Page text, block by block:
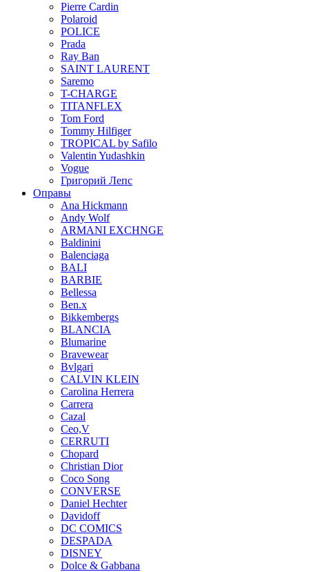
Pierre Cardin
Polaroid
POLICE
Prada
Ray Ban
SAINT LAURENT
Saremo
T-CHARGE
TITANFLEX
Tom Ford
Tommy Hilfiger
TROPICAL by Safilo
Valentin Yudashkin
Vogue
Григорий Лепс
Оправы
Ana Hickmann
Andy Wolf
ARMANI EXCHNGE
Baldinini
Balenciaga
BALI
BARBIE
Bellessa
Ben.x
Bikkembergs
BLANCIA
Blumarine
Bravewear
Bvlgari
CALVIN KLEIN
Carolina Herrera
Carrera
Cazal
Ceo,V
CERRUTI
Chopard
Christian Dior
Coco Song
CONVERSE
Daniel Hechter
Davidoff
DC COMICS
DESPADA
DISNEY
Dolce & Gabbana